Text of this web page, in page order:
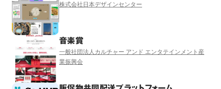
株式会社日本デザインセンター
音楽賞
一般社団法人カルチャー アンド エンタテインメント産
業振興会